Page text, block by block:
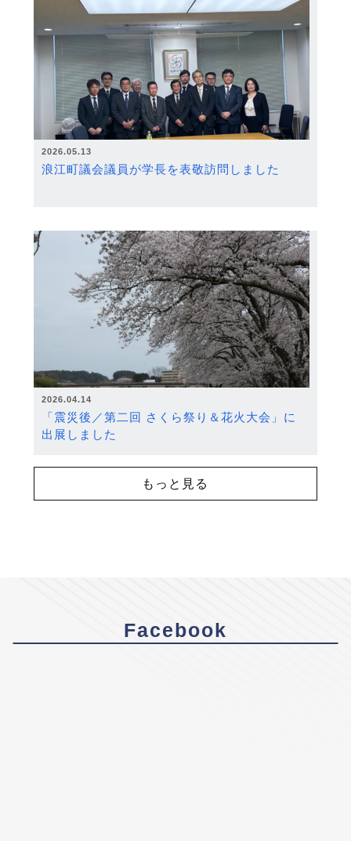
2026.05.13
浪江町議会議員が学長を表敬訪問しました
2026.04.14
「震災後／第二回 さくら祭り＆花火大会」に
出展しました
もっと見る
Facebook